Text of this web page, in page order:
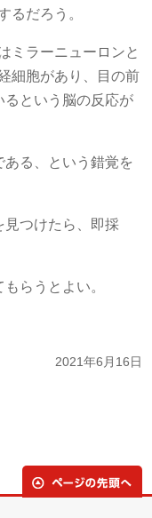
るだろう。
ミラーニューロンと
細胞があり、目の前
るという脳の反応が
る、という錯覚を
見つけたら、即採
らうとよい。
2021年6月16日